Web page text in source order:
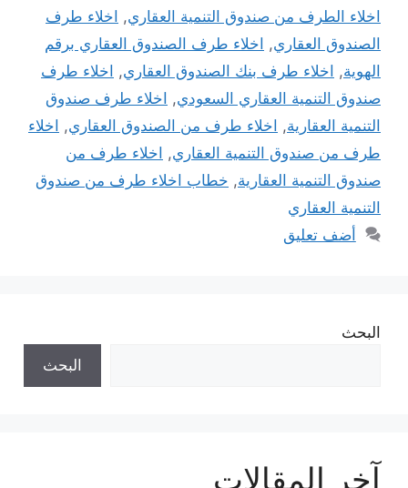
اخلاء الطرف من صندوق التنمية العقاري, اخلاء طرف
الصندوق العقاري, اخلاء طرف الصندوق العقاري برقم
الهوية, اخلاء طرف بنك الصندوق العقاري, اخلاء طرف
صندوق التنمية العقاري السعودي, اخلاء طرف صندوق
التنمية العقارية, اخلاء طرف من الصندوق العقاري, اخلاء
طرف من صندوق التنمية العقاري, اخلاء طرف من
صندوق التنمية العقارية, خطاب اخلاء طرف من صندوق
التنمية العقاري
أضف تعليق
البحث
البحث
آخر المقالات